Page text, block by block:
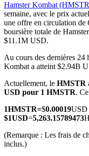
Futures COIN-M
Contrats à terme
TradFi
Produits dérivés sur
premières
Hamster Kombat
semaine, avec le prix actuel
une offre en circulation
boursière totale de
$11.1M USD.
Au cours des dernières 24
Kombat a atteint $2.94B
Actuellement, le HMSTR
USD pour 1 HMSTR.
1HMSTR=$0.00019USD
$1USD=5,263.15789473
(Remarque : Les frais de
inclus.)